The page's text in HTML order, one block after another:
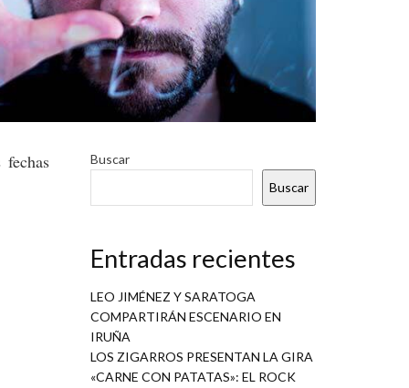
Buscar
Buscar
Entradas recientes
LEO JIMÉNEZ Y SARATOGA
COMPARTIRÁN ESCENARIO EN
IRUÑA
LOS ZIGARROS PRESENTAN LA GIRA
«CARNE CON PATATAS»: EL ROCK